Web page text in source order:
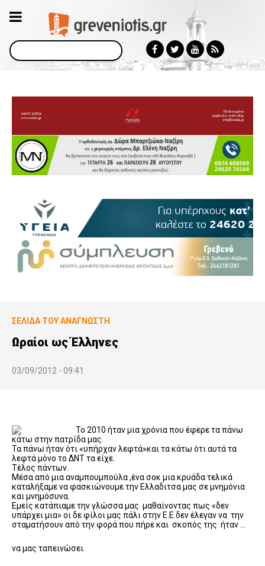
Αναζήτηση
ΣΕΛΊΔΑ ΤΟΥ ΑΝΑΓΝΏΣΤΗ
Ωραίοι ως Έλληνες
03/09/2012 - 09:41
Το 2010 ήταν μια χρόνια που έφερε τα πάνω
κάτω στην πατρίδα μας.
Τα πάνω ήταν ότι «υπήρχαν λεφτά»και τα κάτω ότι αυτά τα
λεφτά μόνο το ΔΝΤ τα είχε.
Τέλος πάντων.
Μέσα από μια αναμπουμπούλα ,ένα σοκ μια κρυάδα τελικά
καταλήξαμε να φασκιώνουμε την Ελλαδιτσα μας σε μνημόνια
και μνημόσυνα.
Εμείς κατάπιαμε την γλώσσα μας μαθαίνοντας πως «δεν
υπάρχει μια» οι δε φίλοι μας πάλι στην Ε.Ε.δεν έλεγαν να την
σταματήσουν από την φορά που πήρε και σκοπός της ήταν …
να μας ταπεινώσει.